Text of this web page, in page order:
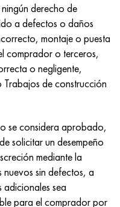
derecho de
a defectos o daños
montaje o puesta
comprador o terceros,
o negligente,
de construcción
se considera aprobado,
solicitar un desempeño
mediante la
sin defectos, a
adicionales sea
para el comprador por